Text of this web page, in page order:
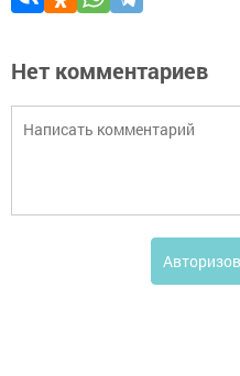
Нет комментариев